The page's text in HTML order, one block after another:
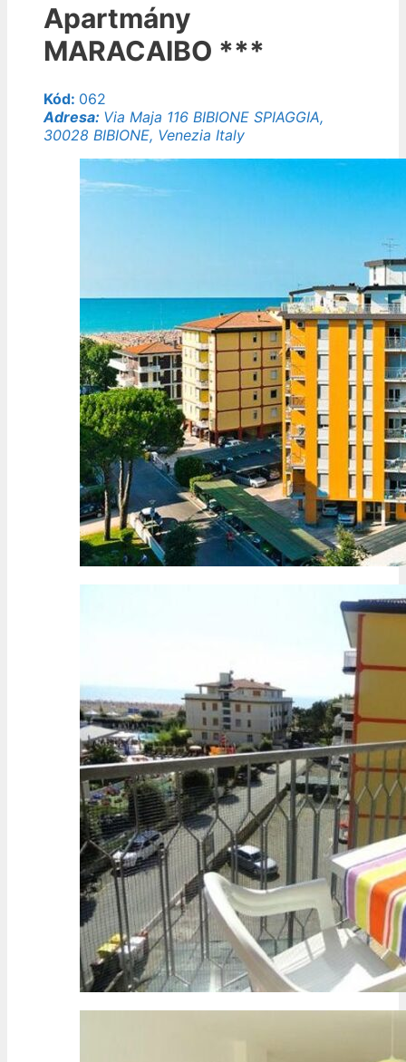
Apartmány
MARACAIBO ***
Kód: 062
Adresa: Via Maja 116 BIBIONE SPIAGGIA,
30028 BIBIONE, Venezia Italy